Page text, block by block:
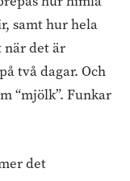
samt hur hela
när det är
två dagar. Och
“mjölk”. Funkar
det